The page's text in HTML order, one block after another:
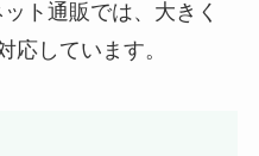
ト通販では、大きく
応しています。